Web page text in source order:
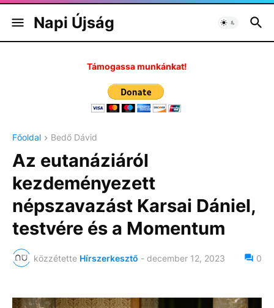
Napi Újság
Támogassa munkánkat!
Főoldal Bedő Dávid
Az eutanáziáról
kezdeményezett
népszavazást Karsai Dániel,
testvére és a Momentum
közzétette Hírszerkesztő - december 12, 2023 0